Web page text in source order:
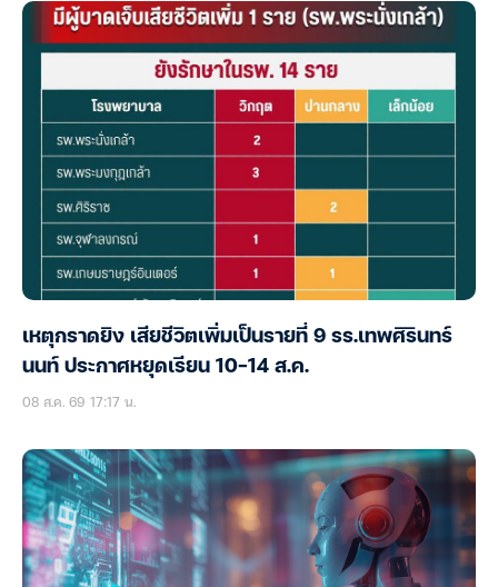
เหตุกราดยิง เสียชีวิตเพิ่มเป็นรายที่ 9 รร.เทพศิรินทร์
นนท์ ประกาศหยุดเรียน 10-14 ส.ค.
08 ส.ค. 69 17:17 น.